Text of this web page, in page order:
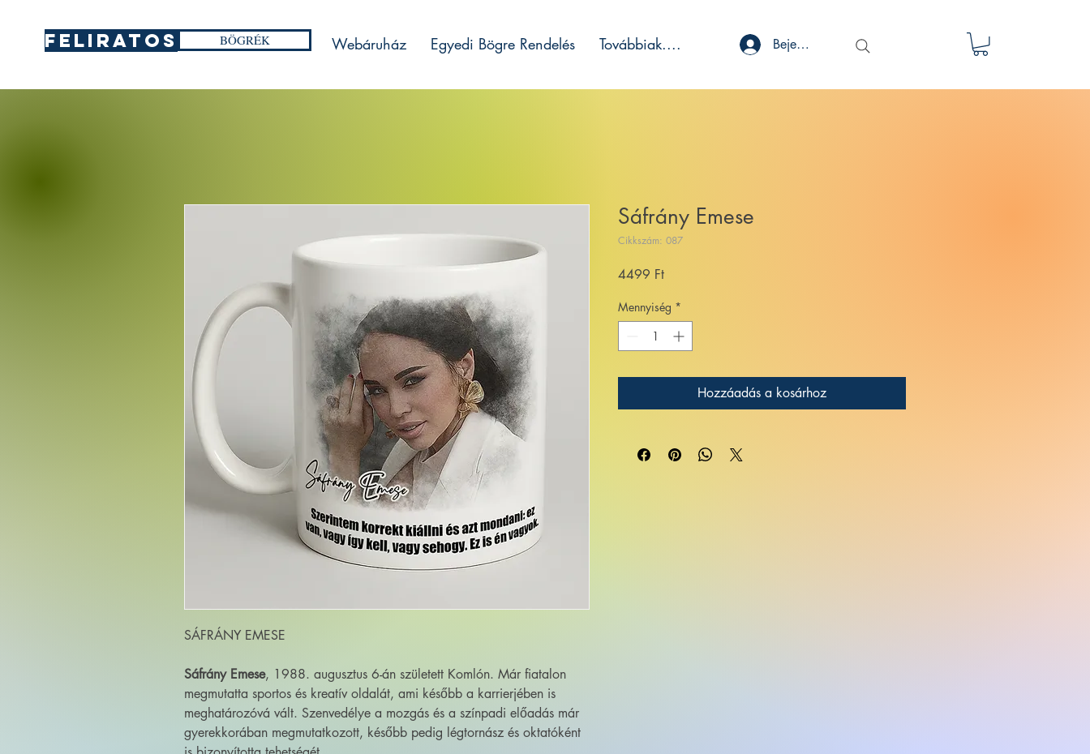
FELIRATOS BÖGRÉK Webáruház Egyedi Bögre Rendelés Továbbiak.... Bejelentkezés
SÁFRÁNY EMESE
Sáfrány Emese, 1988. augusztus 6-án született Komlón. Már fiatalon
megmutatta sportos és kreatív oldalát, ami később a karrierjében is
meghatározóvá vált. Szenvedélye a mozgás és a színpadi előadás már
gyerekkorában megmutatkozott, később pedig légtornász és oktatóként
Sáfrány Emese
Cikkszám: 087
4499 FtÁr
Mennyiség *
Hozzáadás a kosárhoz